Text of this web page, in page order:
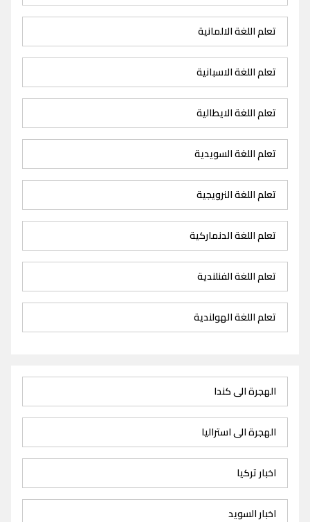
تعلم اللغة الالمانية
تعلم اللغة الاسبانية
تعلم اللغة الايطالية
تعلم اللغة السويدية
تعلم اللغة النرويجية
تعلم اللغة الدنماركية
تعلم اللغة الفنلندية
تعلم اللغة الهولندية
الهجرة الى كندا
الهجرة الى استراليا
اخبار تركيا
اخبار السويد